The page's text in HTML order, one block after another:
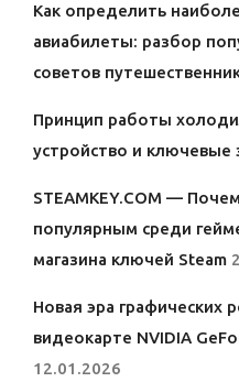
Как определить
авиабилеты: разбор
советов
Принцип работы
устройство и ключевые
STEAMKEY.COM —
популярным среди
магазина ключей Steam
Новая эра графических
видеокарте NVIDIA
12.01.2026